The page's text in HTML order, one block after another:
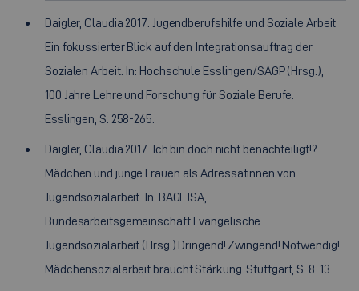
Daigler, Claudia 2017. Jugendberufshilfe und Soziale Arbeit
Ein fokussierter Blick auf den Integrationsauftrag der
Sozialen Arbeit. In: Hochschule Esslingen/SAGP (Hrsg.),
100 Jahre Lehre und Forschung für Soziale Berufe.
Esslingen, S. 258-265.
Daigler, Claudia 2017. Ich bin doch nicht benachteiligt!?
Mädchen und junge Frauen als Adressatinnen von
Jugendsozialarbeit. In: BAGEJSA,
Bundesarbeitsgemeinschaft Evangelische
Jugendsozialarbeit (Hrsg.) Dringend! Zwingend! Notwendig!
Mädchensozialarbeit braucht Stärkung .Stuttgart, S. 8-13.